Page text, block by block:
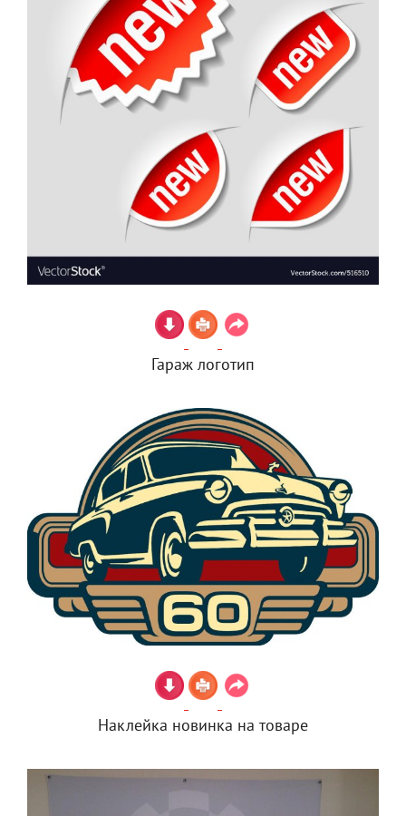
Гараж логотип
Наклейка новинка на товаре